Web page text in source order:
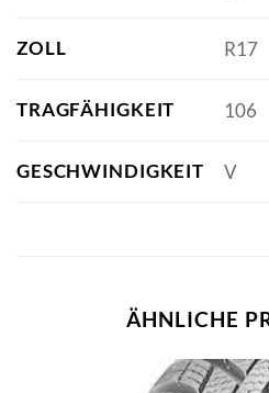
ZOLL R17
TRAGFÄHIGKEIT 106
GESCHWINDIGKEIT V
ÄHNLICHE